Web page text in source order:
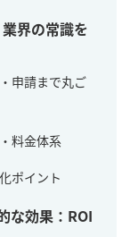
界の常識を
申請まで丸ご
料金体系
ポイント
な効果：ROI